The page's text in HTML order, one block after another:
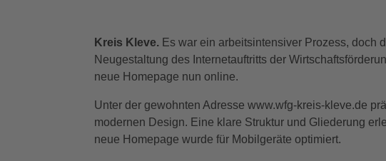
Kreis Kleve. Es war ein arbeitsintensiver Prozess, doch
Neugestaltung des Internetauftritts der
neue Homepage nun online.
Unter der gewohnten Adresse www.wfg-kreis-kleve.de
modernen Design. Eine klare Struktur und Gliederung
neue Homepage wurde für Mobilgeräte optimiert.